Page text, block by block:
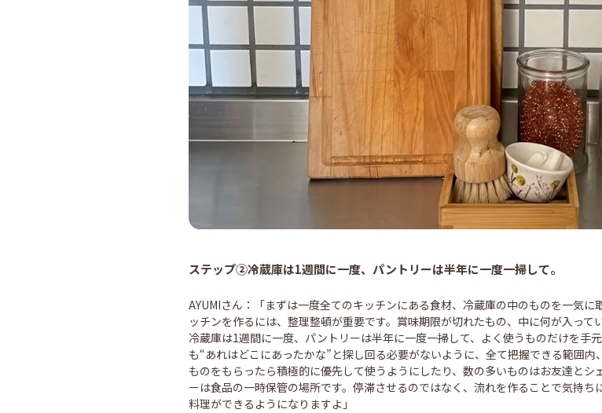
ステップ②冷蔵庫は1週間に一度、パントリーは半年に一度一掃して。
AYUMIさん：「まずは一度全てのキッチンにある食材、冷蔵庫の中のものを一気
ッチンを作るには、整理整頓が重要です。賞味期限が切れたもの、中に何が入って
冷蔵庫は1週間に一度、パントリーは半年に一度一掃して、よく使うものだけを手
も“あれはどこにあったかな”と探し回る必要がないように、全て把握できる範囲
ものをもらったら積極的に優先して使うようにしたり、数の多いものはお友達と
ーは食品の一時保管の場所です。停滞させるのではなく、流れを作ることで気持
料理ができるようになりますよ」